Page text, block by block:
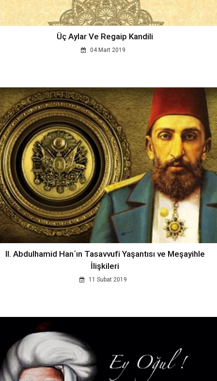
Üç Aylar Ve Regaip Kandili
04 Mart 2019
II. Abdulhamid Han´ın Tasavvufi Yaşantısı ve Meşayihle
İlişkileri
11 Subat 2019